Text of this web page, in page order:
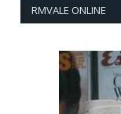
RMVALE ONLINE